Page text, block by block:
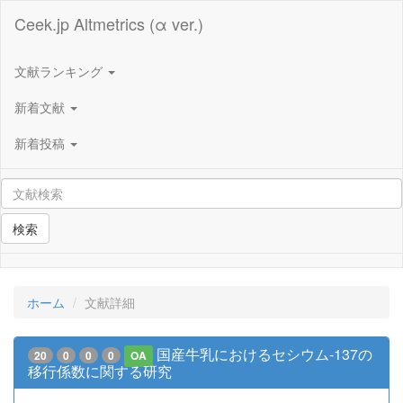
Ceek.jp Altmetrics (α ver.)
文献ランキング
新着文献
新着投稿
検索
ホーム 文献詳細
20 0 0 0 OA
国産牛乳におけるセシウム-137の
移行係数に関する研究